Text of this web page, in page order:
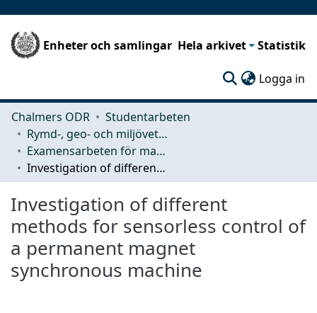
Enheter och samlingar Hela arkivet Statistik
Logga in
Chalmers ODR
Studentarbeten
Rymd-, geo- och miljövetenskap (SEE)
Examensarbeten för masterexamen
Investigation of different methods for sensorless control of a permanent magnet synchronous machine
Investigation of different
methods for sensorless control of
a permanent magnet
synchronous machine